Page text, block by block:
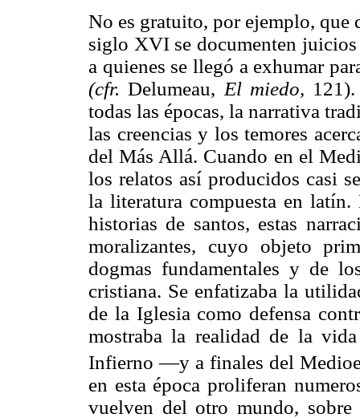
No es gratuito, por ejemplo, que
siglo XVI se documenten
a quienes se llegó a exhumar
(cfr. Delumeau, El miedo,
todas las épocas, la narrativa
las creencias y los temores
del Más Allá. Cuando en el
los relatos así producidos casi
la literatura compuesta en
historias de santos, estas
moralizantes, cuyo objeto
dogmas fundamentales y de
cristiana. Se enfatizaba la
de la Iglesia como defensa
mostraba la realidad de la
Infierno —y a finales del
en esta época proliferan
vuelven del otro mundo,